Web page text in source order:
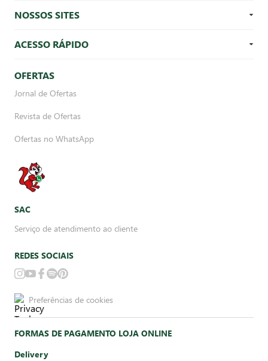
NOSSOS SITES
ACESSO RÁPIDO
OFERTAS
Jornal de Ofertas
Revista de Ofertas
Ofertas no WhatsApp
SAC
Serviço de atendimento ao cliente
REDES SOCIAIS
Preferências de cookies
FORMAS DE PAGAMENTO LOJA ONLINE
Delivery